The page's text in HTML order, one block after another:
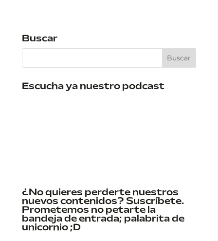
Buscar
Escucha ya nuestro podcast
¿No quieres perderte nuestros
nuevos contenidos? Suscríbete.
Prometemos no petarte la
bandeja de entrada; palabrita de
unicornio ;D